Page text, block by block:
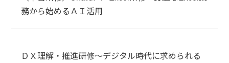
務から始めるＡＩ活用
ＤＸ理解・推進研修～デジタル時代に求められる